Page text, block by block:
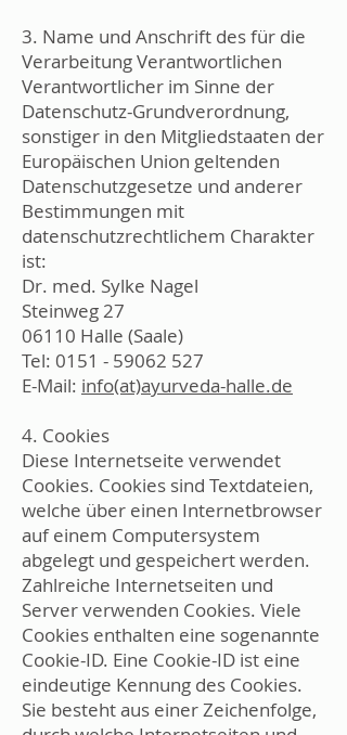
3. Name und Anschrift des für die
Verarbeitung Verantwortlichen
Verantwortlicher im Sinne der
Datenschutz-Grundverordnung,
sonstiger in den Mitgliedstaaten der
Europäischen Union geltenden
Datenschutzgesetze und anderer
Bestimmungen mit
datenschutzrechtlichem Charakter
ist:
Dr. med. Sylke Nagel
Steinweg 27
06110 Halle (Saale)
Tel: 0151 - 59062 527
E-Mail: info(at)ayurveda-halle.de
4. Cookies
Diese Internetseite verwendet
Cookies. Cookies sind Textdateien,
welche über einen Internetbrowser
auf einem Computersystem
abgelegt und gespeichert werden.
Zahlreiche Internetseiten und
Server verwenden Cookies. Viele
Cookies enthalten eine sogenannte
Cookie-ID. Eine Cookie-ID ist eine
eindeutige Kennung des Cookies.
Sie besteht aus einer Zeichenfolge,